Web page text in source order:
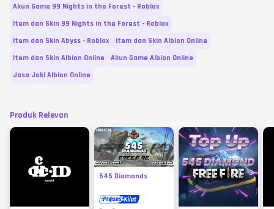
Akun Game 99 Nights in the Forest - Roblox
Item dan Skin 99 Nights in the Forest - Roblox
Item dan Skin Abyss - Roblox
Item dan Skin Albion Online
Item dan Skin Albion Online
Akun Game Albion Online
Jasa Joki Albion Online
Produk Relevan
545 Diamonds